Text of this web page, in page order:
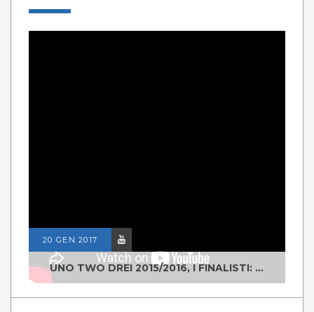
20 GEN 2017
UNO TWO DREI 2015/2016, I FINALISTI: CLASSE IV ALS ISTITUTO "DEGASPERI" BORGO VALSUGANA